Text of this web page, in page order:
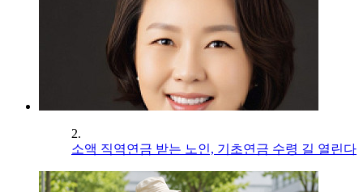
2.
소액 직역연금 받는 노인, 기초연금 수령 길 열린다